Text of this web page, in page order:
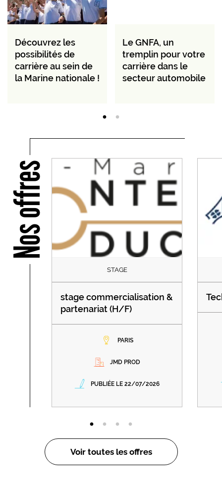
Découvrez les
possibilités de
carrière au sein de
la Marine nationale !
Le GNFA, un
tremplin pour votre
carrière dans le
secteur automobile
Nos offres
STAGE
stage commercialisation &
partenariat (H/F)
PARIS
JMD PROD
PUBLIÉE LE 22/07/2026
Voir toutes les offres